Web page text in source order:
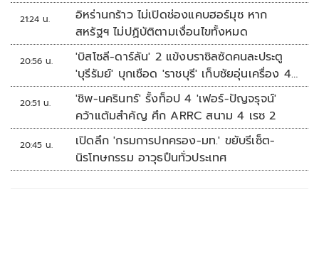
21:24 น.
อิหร่านกร้าว ไม่เปิดช่องแคบฮอร์มุซ หาก
สหรัฐฯ ไม่ปฏิบัติตามเงื่อนไขทั้งหมด
20:56 น.
'บิสโซลี-ดาร์ลัน' 2 แข้งบราซิลซัดคนละประตู
'บุรีรัมย์' บุกเชือด 'ราชบุรี' เก็บชัยอุ่นเครื่อง 4
นัดรวด
20:51 น.
'ชิพ-นครินทร์' รั้งท็อป 4 'เฟอร์-ปัญจรุจน์'
คว้าแต้มสำคัญ ศึก ARRC สนาม 4 เรซ 2
20:45 น.
เปิดลึก 'กรมการปกครอง-มท.' ขยับรีเซ็ต-
นิรโทษกรรม อาวุธปืนทั่วประเทศ